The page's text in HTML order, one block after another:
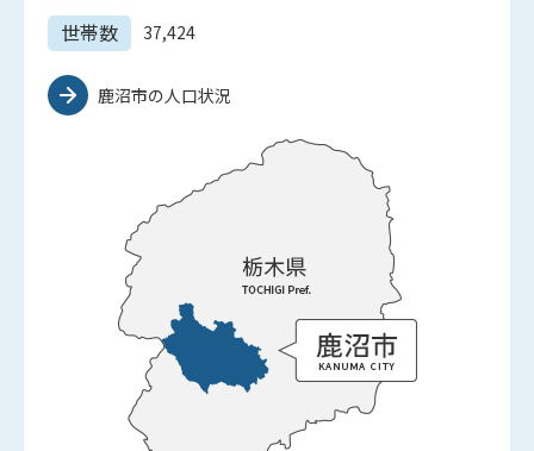
世帯数 37,424
鹿沼市の人口状況